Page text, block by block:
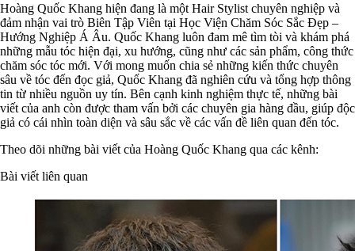
Hoàng Quốc Khang hiện đang là một Hair Stylist chuyên nghiệp và
đảm nhận vai trò Biên Tập Viên tại Học Viện Chăm Sóc Sắc Đẹp –
Hướng Nghiệp Á Âu. Quốc Khang luôn đam mê tìm tòi và khám phá
những mẫu tóc hiện đại, xu hướng, cũng như các sản phẩm, công thức
chăm sóc tóc mới. Với mong muốn chia sẻ những kiến thức chuyên
sâu về tóc đến đọc giả, Quốc Khang đã nghiên cứu và tổng hợp thông
tin từ nhiều nguồn uy tín. Bên cạnh kinh nghiệm thực tế, những bài
viết của anh còn được tham vấn bởi các chuyên gia hàng đầu, giúp độc
giả có cái nhìn toàn diện và sâu sắc về các vấn đề liên quan đến tóc.
Theo dõi những bài viết của Hoàng Quốc Khang qua các kênh:
Bài viết liên quan